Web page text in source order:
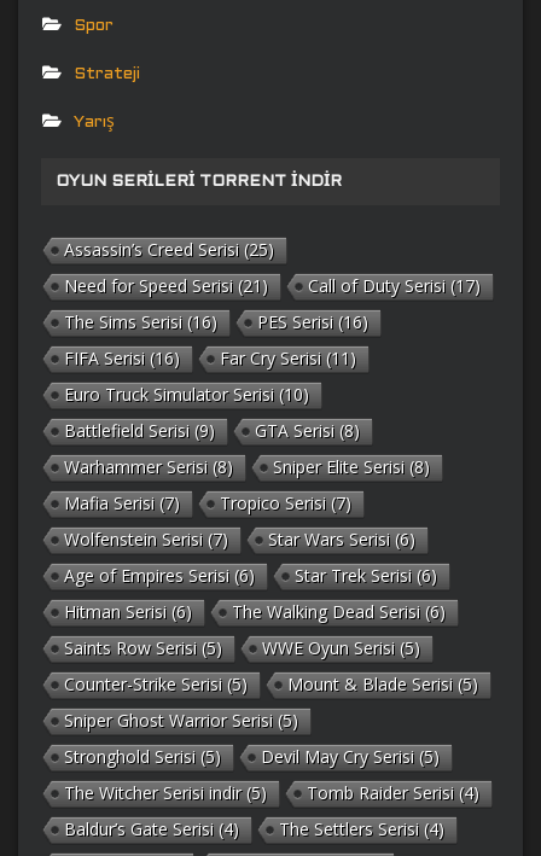
Spor
Strateji
Yarış
OYUN SERILERI TORRENT İNDIR
Assassin’s Creed Serisi (25)
Need for Speed Serisi (21) Call of Duty Serisi (17)
The Sims Serisi (16) PES Serisi (16)
FIFA Serisi (16) Far Cry Serisi (11)
Euro Truck Simulator Serisi (10)
Battlefield Serisi (9) GTA Serisi (8)
Warhammer Serisi (8) Sniper Elite Serisi (8)
Mafia Serisi (7) Tropico Serisi (7)
Wolfenstein Serisi (7) Star Wars Serisi (6)
Age of Empires Serisi (6) Star Trek Serisi (6)
Hitman Serisi (6) The Walking Dead Serisi (6)
Saints Row Serisi (5) WWE Oyun Serisi (5)
Counter-Strike Serisi (5) Mount & Blade Serisi (5)
Sniper Ghost Warrior Serisi (5)
Stronghold Serisi (5) Devil May Cry Serisi (5)
The Witcher Serisi indir(5) Tomb Raider Serisi (4)
Baldur’s Gate Serisi (4) The Settlers Serisi (4)